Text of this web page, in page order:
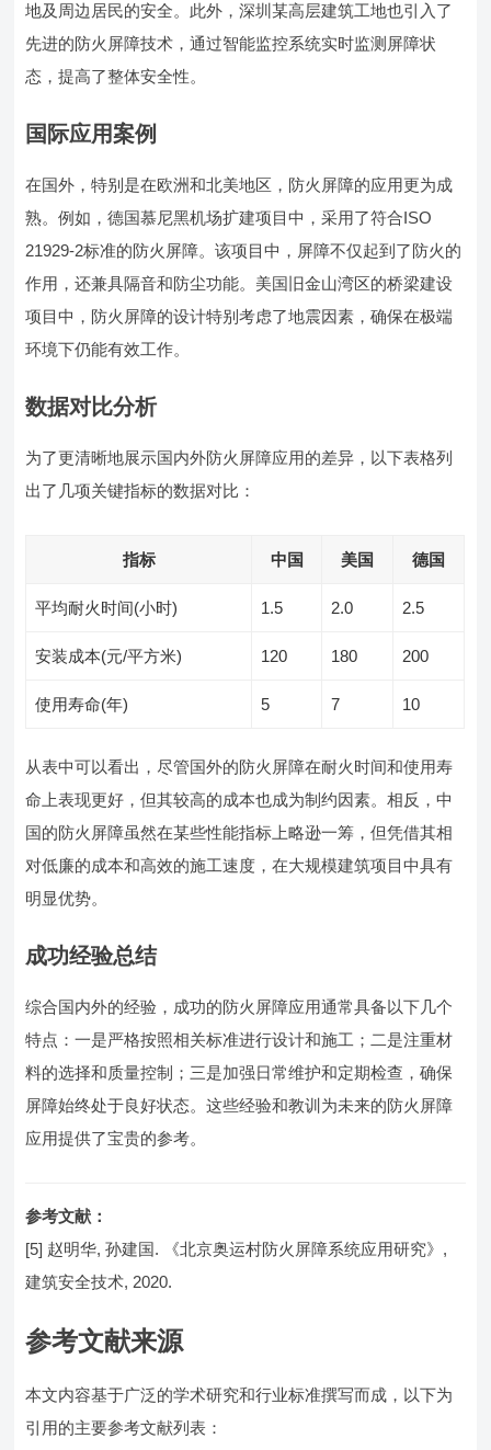
地及周边居民的安全。此外，深圳某高层建筑工地也引入了
先进的防火屏障技术，通过智能监控系统实时监测屏障状
态，提高了整体安全性。
国际应用案例
在国外，特别是在欧洲和北美地区，防火屏障的应用更为成
熟。例如，德国慕尼黑机场扩建项目中，采用了符合ISO
21929-2标准的防火屏障。该项目中，屏障不仅起到了防火的
作用，还兼具隔音和防尘功能。美国旧金山湾区的桥梁建设
项目中，防火屏障的设计特别考虑了地震因素，确保在极端
环境下仍能有效工作。
数据对比分析
为了更清晰地展示国内外防火屏障应用的差异，以下表格列
出了几项关键指标的数据对比：
指标 中国 美国 德国
平均耐火时间(小时) 1.5 2.0 2.5
安装成本(元/平方米) 120 180 200
使用寿命(年) 5 7 10
从表中可以看出，尽管国外的防火屏障在耐火时间和使用寿
命上表现更好，但其较高的成本也成为制约因素。相反，中
国的防火屏障虽然在某些性能指标上略逊一筹，但凭借其相
对低廉的成本和高效的施工速度，在大规模建筑项目中具有
明显优势。
成功经验总结
综合国内外的经验，成功的防火屏障应用通常具备以下几个
特点：一是严格按照相关标准进行设计和施工；二是注重材
料的选择和质量控制；三是加强日常维护和定期检查，确保
屏障始终处于良好状态。这些经验和教训为未来的防火屏障
应用提供了宝贵的参考。
参考文献：
[5] 赵明华, 孙建国. 《北京奥运村防火屏障系统应用研究》,
建筑安全技术, 2020.
参考文献来源
本文内容基于广泛的学术研究和行业标准撰写而成，以下为
引用的主要参考文献列表：